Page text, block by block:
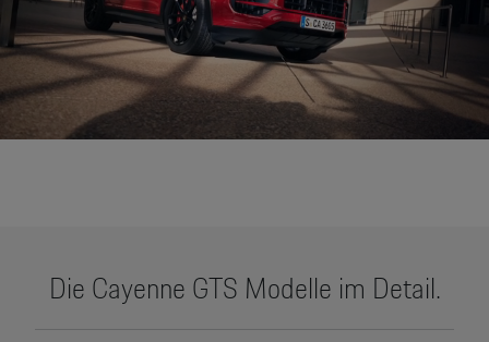
Die Cayenne GTS Modelle im Detail.